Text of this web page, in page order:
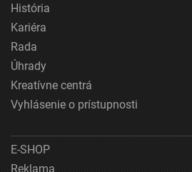
História
Kariéra
Rada
Úhrady
Kreatívne centrá
Vyhlásenie o prístupnosti
E-SHOP
Reklama